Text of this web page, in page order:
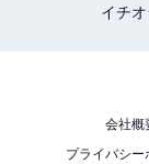
スーパーポイ
大43倍になり
イチ
会社概
プライバシー